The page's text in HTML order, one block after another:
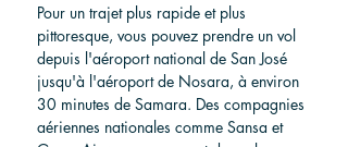
Pour un trajet plus rapide et plus
pittoresque, vous pouvez prendre un vol
depuis l'aéroport national de San José
jusqu'à l'aéroport de Nosara, à environ
30 minutes de Samara. Des compagnies
aériennes nationales comme Sansa et